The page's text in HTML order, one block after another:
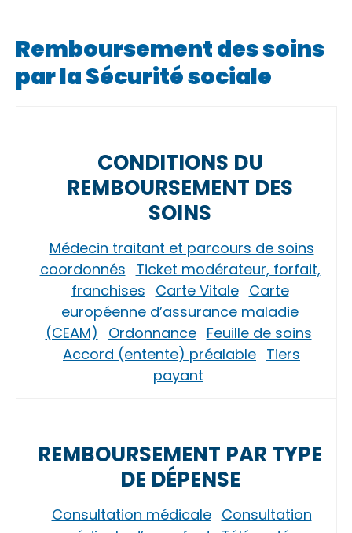
Remboursement des soins
par la Sécurité sociale
CONDITIONS DU
REMBOURSEMENT DES
SOINS
Médecin traitant et parcours de soins
coordonnés Ticket modérateur, forfait,
franchises Carte Vitale Carte
européenne d’assurance maladie
(CEAM)
Ordonnance Feuille de soins
Accord (entente) préalable Tiers
payant
REMBOURSEMENT PAR TYPE
DE DÉPENSE
Consultation médicale Consultation